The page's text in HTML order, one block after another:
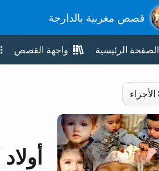
قصص مغربية بالدارجة
الصفحة الرئيسية واجهة القصص
الأجزاء
أولاد